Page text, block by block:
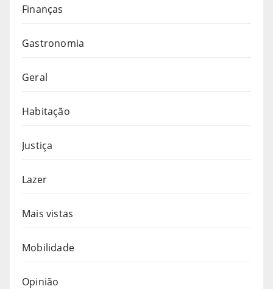
Finanças
Gastronomia
Geral
Habitação
Justiça
Lazer
Mais vistas
Mobilidade
Opinião